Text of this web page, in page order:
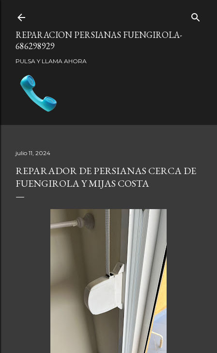
REPARACION PERSIANAS FUENGIROLA-
686298929
PULSA Y LLAMA AHORA
julio 11, 2024
REPARADOR DE PERSIANAS CERCA DE
FUENGIROLA Y MIJAS COSTA